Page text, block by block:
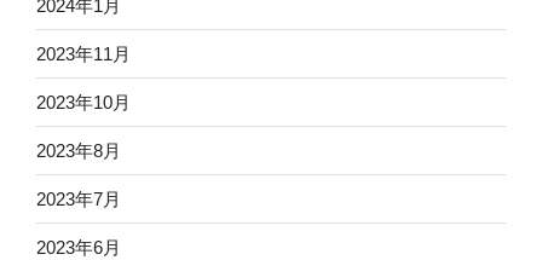
2024年1月
2023年11月
2023年10月
2023年8月
2023年7月
2023年6月